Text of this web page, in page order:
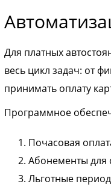
Для платных
весь цикл задач: от
принимать оплату
Программное
Почасовая
Абонементы для
Льготные